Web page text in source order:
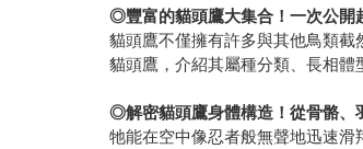
◎豐富的貓頭鷹大集合！一次公開
貓頭鷹不僅擁有許多與其他鳥類
貓頭鷹，介紹其屬種分類、長相體
◎解密貓頭鷹身體構造！從骨骼、
牠能在空中像忍者般無聲地迅速